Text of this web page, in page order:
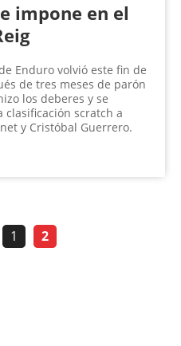
impone en el
Enduro volvió este fin de
de tres meses de parón
los deberes y se
scratch a
y Cristóbal Guerrero.
1 2